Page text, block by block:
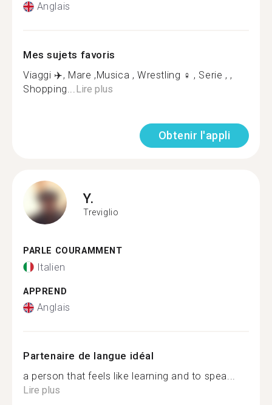
Anglais
Mes sujets favoris
Viaggi ✈️, Mare ,Musica , Wrestling ‍♀️ , Serie , ,
Shopping...Lire plus
Obtenir l'appli
Y.
Treviglio
PARLE COURAMMENT
Italien
APPREND
Anglais
Partenaire de langue idéal
a person that feels like learning and to spea...
Lire plus